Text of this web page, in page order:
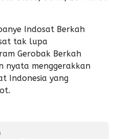
Indosat Berkah
tak lupa
Gerobak Berkah
nyata menggerakkan
Indonesia yang